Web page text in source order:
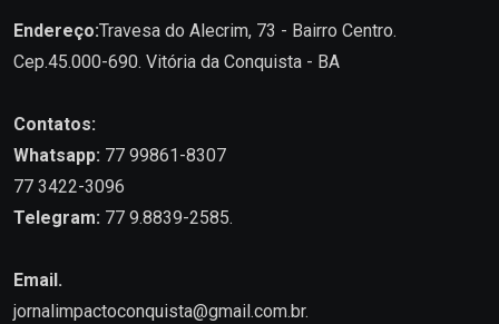
Endereço:Travesa do Alecrim, 73 - Bairro Centro.
Cep.45.000-690. Vitória da Conquista - BA
Contatos:
Whatsapp: 77 99861-8307
77 3422-3096
Telegram: 77 9.8839-2585.
Email.
jornalimpactoconquista@gmail.com.br.